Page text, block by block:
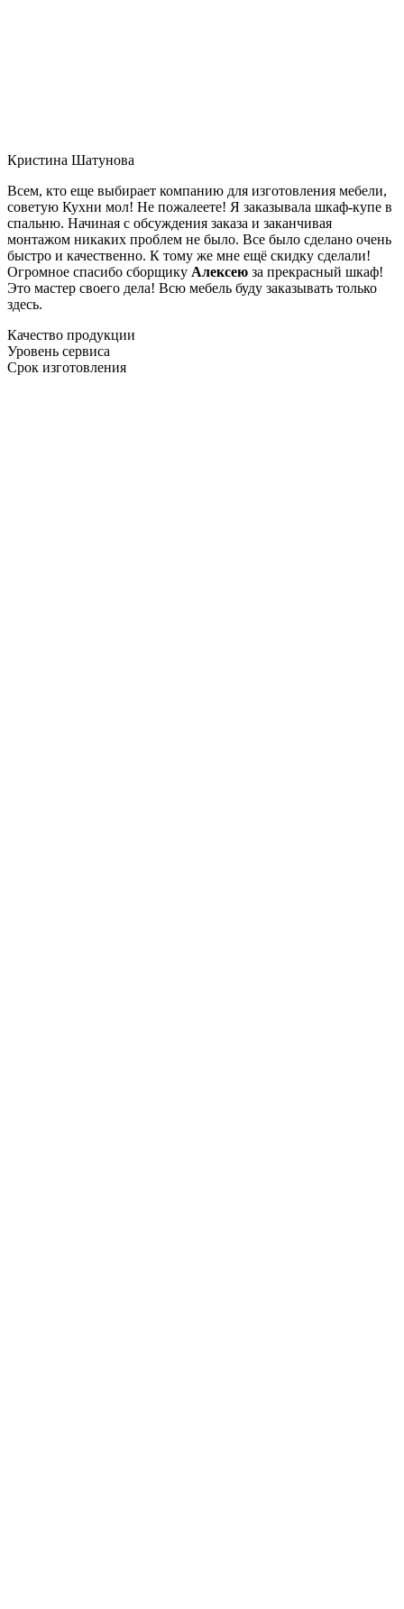
Кристина Шатунова
Всем, кто еще выбирает компанию для изготовления мебели,
советую Кухни мол! Не пожалеете! Я заказывала шкаф-купе в
спальню. Начиная с обсуждения заказа и заканчивая
монтажом никаких проблем не было. Все было сделано очень
быстро и качественно. К тому же мне ещё скидку сделали!
Огромное спасибо сборщику Алексею за прекрасный шкаф!
Это мастер своего дела! Всю мебель буду заказывать только
здесь.
Качество продукции
Уровень сервиса
Срок изготовления